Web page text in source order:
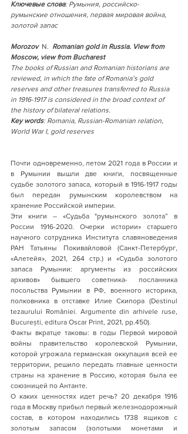
Ключевые слова: Румыния, российско-
румынские отношения, первая мировая война,
золотой запас
Morozov
  N.
Romanian gold in Russia. View from
Moscow, view from Bucharest
The books of Russian and Romanian historians are
reviewed, in which the fate of Romania’s gold
reserves and other treasures transferred to Russia
in 1916-1917 is considered in the broad context of
the history of bilateral relations.
Key words: Romania, Russian-Romanian relation,
World War I, gold reserves
Почти одновременно, летом 2021 года в России и
в Румынии вышли две книги, посвященные
судьбе золотого запаса, который в 1916-1917 годы
был передан румынским королевством на
хранение Российской империи.
Эти книги – «Судьба "румынского золота” в
России 1916-2020. Очерки истории» старшего
научного сотрудника Института славяноведения
РАН Татьяны Покивайловой (Санкт-Петербург,
«Алетейя», 2021, 264 стр.) и «Судьба золотого
запаса Румынии: аргументы из российских
архивов» бывшего советника- посланника
посольства Румынии в РФ, военного историка,
полковника в отставке Илие Скипора (Destinul
tezaurului României. Argumente din arhivele ruse,
București, editura Oscar Print, 2021, pp.450).
Факты вкратце таковы: в годы Первой мировой
войны правительство королевской Румынии,
которой угрожала германская оккупация всей ее
территории, решило передать главные ценности
страны на хранение в Россию, которая была ее
союзницей по Антанте.
О каких ценностях идет речь? 20 декабря 1916
года в Москву прибыл первый железнодорожный
состав, в котором находились 1738 ящиков с
золотым запасом (золотыми монетами и